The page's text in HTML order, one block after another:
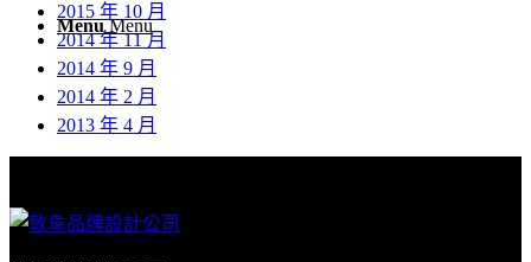
Menu Menu
2015 年 10 月
2014 年 11 月
2014 年 9 月
2014 年 2 月
2013 年 4 月